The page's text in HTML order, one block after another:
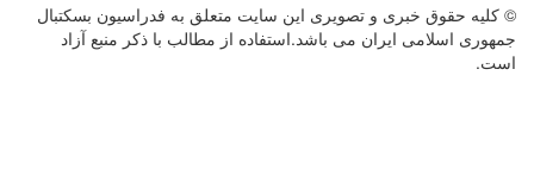
© کليه حقوق خبری و تصويری اين سايت متعلق به فدراسیون بسکتبال
جمهوری اسلامی ایران می باشد.استفاده از مطالب با ذكر منبع آزاد
است.